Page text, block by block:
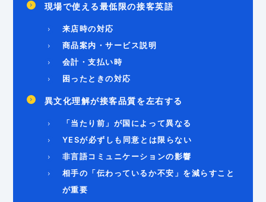
現場で使える最低限の接客英語
来店時の対応
商品案内・サービス説明
会計・支払い時
困ったときの対応
異文化理解が接客品質を左右する
「当たり前」が国によって異なる
YESが必ずしも同意とは限らない
非言語コミュニケーションの影響
相手の「伝わっているか不安」を減らすこと
が重要